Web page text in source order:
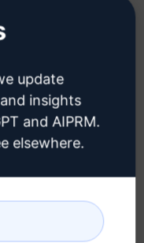
come
prompt nella
update
insights
and AIPRM.
elsewhere.